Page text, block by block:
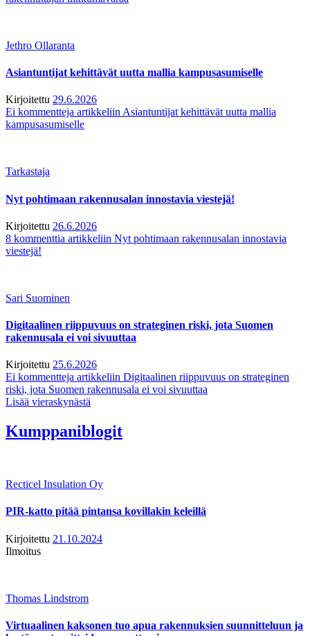
Jethro Ollaranta
Asiantuntijat kehittävät uutta mallia kampusasumiselle
Kirjoitettu 29.6.2026
Ei kommentteja artikkeliin Asiantuntijat kehittävät uutta mallia
kampusasumiselle
Tarkastaja
Nyt pohtimaan rakennusalan innostavia viestejä!
Kirjoitettu 26.6.2026
8 kommenttia artikkeliin Nyt pohtimaan rakennusalan innostavia
viestejä!
Sari Suominen
Digitaalinen riippuvuus on strateginen riski, jota Suomen
rakennusala ei voi sivuuttaa
Kirjoitettu 25.6.2026
Ei kommentteja artikkeliin Digitaalinen riippuvuus on strateginen
riski, jota Suomen rakennusala ei voi sivuuttaa
Lisää vieraskynästä
Kumppaniblogit
Recticel Insulation Oy
PIR-katto pitää pintansa kovillakin keleillä
Kirjoitettu 21.10.2024
Ilmoitus
Thomas Lindstrom
Virtuaalinen kaksonen tuo apua rakennuksien suunnitteluun ja